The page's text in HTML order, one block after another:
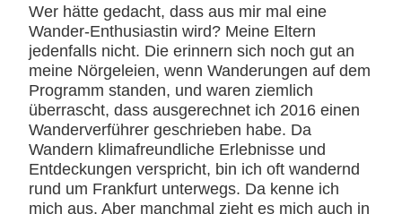
Wer hätte gedacht, dass aus mir mal eine
Wander-Enthusiastin wird? Meine Eltern
jedenfalls nicht. Die erinnern sich noch gut an
meine Nörgeleien, wenn Wanderungen auf dem
Programm standen, und waren ziemlich
überrascht, dass ausgerechnet ich 2016 einen
Wanderverführer geschrieben habe. Da
Wandern klimafreundliche Erlebnisse und
Entdeckungen verspricht, bin ich oft wandernd
rund um Frankfurt unterwegs. Da kenne ich
mich aus. Aber manchmal zieht es mich auch in